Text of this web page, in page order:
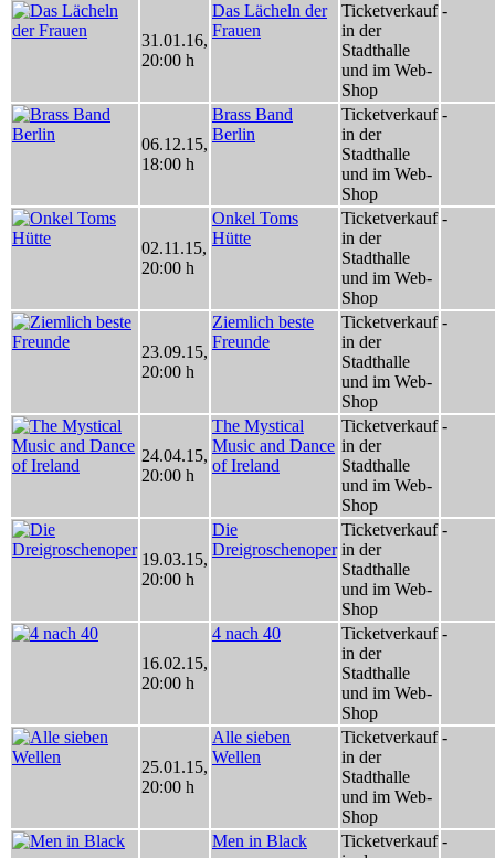
31.01.16,
20:00 h
Das Lächeln der
Frauen
Ticketverkauf
in der
Stadthalle
und im Web-
Shop
-
06.12.15,
18:00 h
Brass Band
Berlin
Ticketverkauf
in der
Stadthalle
und im Web-
Shop
-
02.11.15,
20:00 h
Onkel Toms
Hütte
Ticketverkauf
in der
Stadthalle
und im Web-
Shop
-
23.09.15,
20:00 h
Ziemlich beste
Freunde
Ticketverkauf
in der
Stadthalle
und im Web-
Shop
-
24.04.15,
20:00 h
The Mystical
Music and Dance
of Ireland
Ticketverkauf
in der
Stadthalle
und im Web-
Shop
-
19.03.15,
20:00 h
Die
Dreigroschenoper
Ticketverkauf
in der
Stadthalle
und im Web-
Shop
-
16.02.15,
20:00 h
4 nach 40
Ticketverkauf
in der
Stadthalle
und im Web-
Shop
-
25.01.15,
20:00 h
Alle sieben
Wellen
Ticketverkauf
in der
Stadthalle
und im Web-
Shop
-
Men in Black
Ticketverkauf -